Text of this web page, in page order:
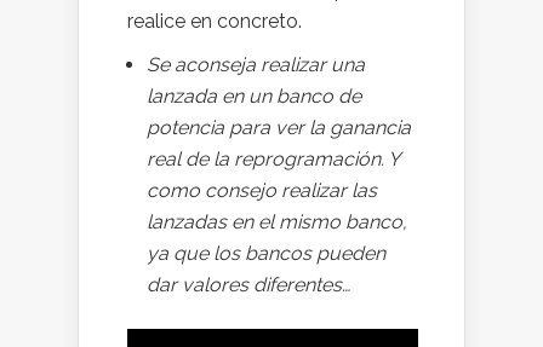
realice en concreto.
Se aconseja realizar una
lanzada en un banco de
potencia para ver la ganancia
real de la reprogramación. Y
como consejo realizar las
lanzadas en el mismo banco,
ya que los bancos pueden
dar valores diferentes…